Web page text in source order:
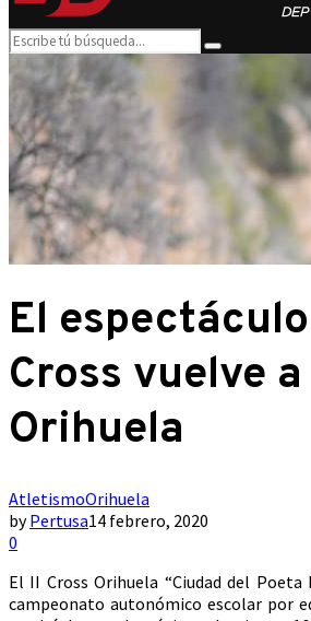
Search
for:
Search
El
Cross vuelve a
Orihuela
AtletismoOrihuela
byPertusa14 febrero, 2020
0
El II Cross Orihuela “Ciudad del Poeta
campeonato autonómico escolar por